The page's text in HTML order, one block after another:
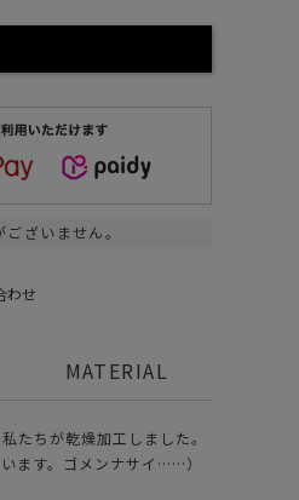
クセ
カー
味料
/ホビー
ざいません。
わせ
たちが乾燥加工しました。
ます。ゴメンナサイ……）
MATERIAL